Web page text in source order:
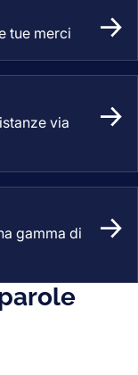
tue merci
via
gamma di